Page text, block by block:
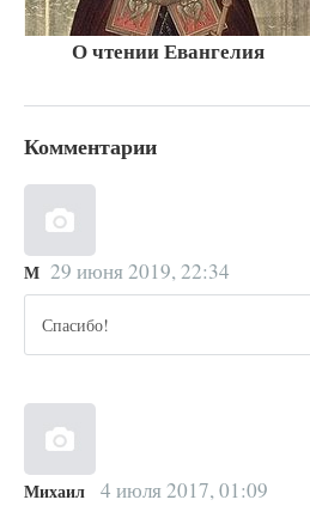
О чтении Евангелия
Комментарии
М 29 июня 2019, 22:34
Спасибо!
Михаил 4 июля 2017, 01:09